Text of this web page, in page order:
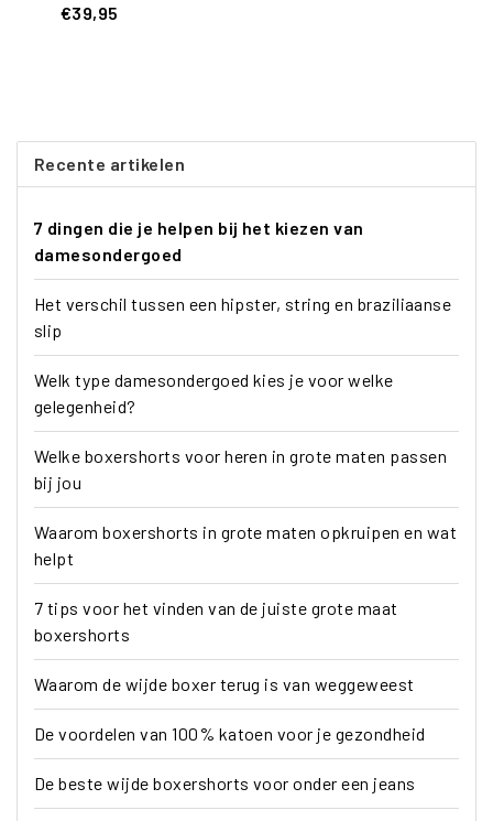
€39,95
Recente artikelen
7 dingen die je helpen bij het kiezen van
damesondergoed
Het verschil tussen een hipster, string en braziliaanse
slip
Welk type damesondergoed kies je voor welke
gelegenheid?
Welke boxershorts voor heren in grote maten passen
bij jou
Waarom boxershorts in grote maten opkruipen en wat
helpt
7 tips voor het vinden van de juiste grote maat
boxershorts
Waarom de wijde boxer terug is van weggeweest
De voordelen van 100% katoen voor je gezondheid
De beste wijde boxershorts voor onder een jeans